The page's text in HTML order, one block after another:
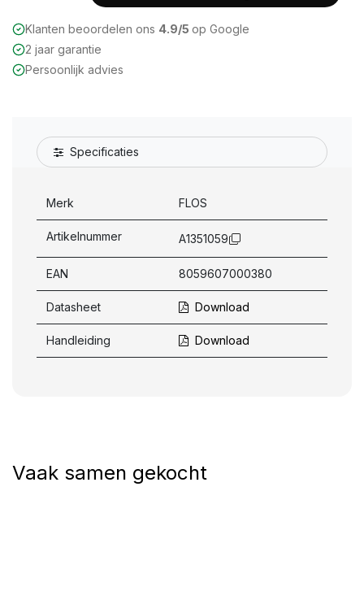
Klanten beoordelen ons 4.9/5 op Google
2 jaar garantie
Persoonlijk advies
Specificaties
Merk FLOS
Artikelnummer A1351059
EAN 8059607000380
Datasheet Download
Handleiding Download
Vaak samen gekocht